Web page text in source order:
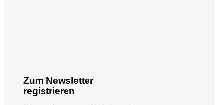
Zum Newsletter
registrieren